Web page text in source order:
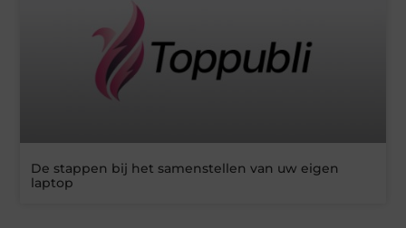
De stappen bij het samenstellen van uw eigen
laptop